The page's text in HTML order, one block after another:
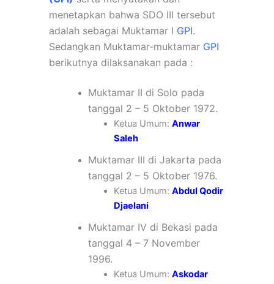
menetapkan bahwa SDO III tersebut
adalah sebagai Muktamar I GPI.
Sedangkan Muktamar-muktamar GPI
berikutnya dilaksanakan pada :
Muktamar II di Solo pada
tanggal 2 – 5 Oktober 1972.
Ketua Umum: Anwar
Saleh
Muktamar III di Jakarta pada
tanggal 2 – 5 Oktober 1976.
Ketua Umum: Abdul Qodir
Djaelani
Muktamar IV di Bekasi pada
tanggal 4 – 7 November
1996.
Ketua Umum: Askodar